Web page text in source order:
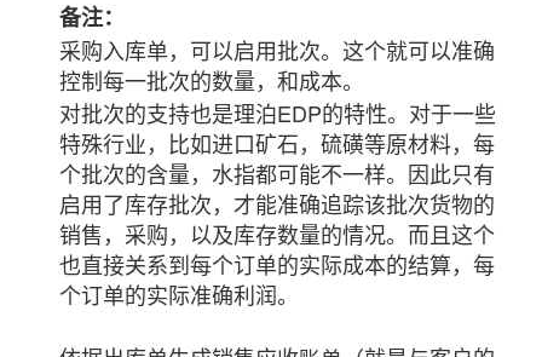
备注：
采购入库单，可以启用批次。这个就可以准确
控制每一批次的数量，和成本。
对批次的支持也是理泊EDP的特性。对于一些
特殊行业，比如进口矿石，硫磺等原材料，每
个批次的含量，水指都可能不一样。因此只有
启用了库存批次，才能准确追踪该批次货物的
销售，采购，以及库存数量的情况。而且这个
也直接关系到每个订单的实际成本的结算，每
个订单的实际准确利润。